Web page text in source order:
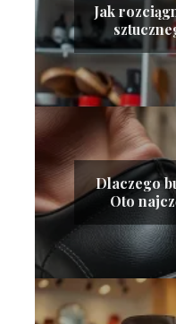
Jak
Dlaczego
Oto